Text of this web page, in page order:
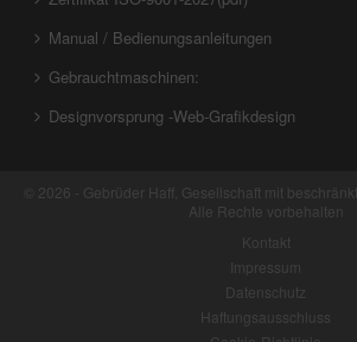
Manual / Bedienungsanleitungen
Gebrauchtmaschinen:
Designvorsprung -Web-Grafikdesign
© 2026 - Gebrüder Haff, Gesellschaft mit
Alle Rechte vorbehalten
Kontakt
Impressum
Datenschutz
Haftungsausschluss